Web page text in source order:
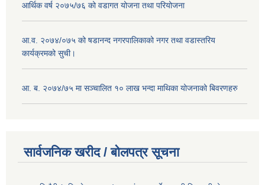
आर्थिक वर्ष २०७५/७६ को वडागत योजना तथा परियोजना
आ.व. २०७४/०७५ को षडानन्द नगरपालिकाको नगर तथा वडास्तरिय
कार्यक्रमको सुची।
आ. ब. २०७४/७५ मा सञ्चालित १० लाख भन्दा माथिका योजनाको बिवरणहरु
सार्वजनिक खरीद / बोलपत्र सूचना